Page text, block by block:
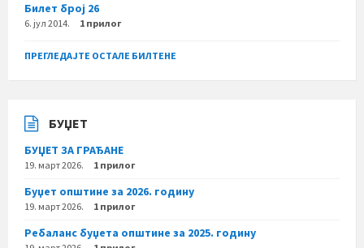
Билет број 26
6. јул 2014. 1 прилог
ПРЕГЛЕДАЈТЕ ОСТАЛЕ БИЛТЕНЕ
БУЏЕТ
БУЏЕТ ЗА ГРАЂАНЕ
19. март 2026. 1 прилог
Буџет општине за 2026. годину
19. март 2026. 1 прилог
Ребаланс буџета општине за 2025. годину